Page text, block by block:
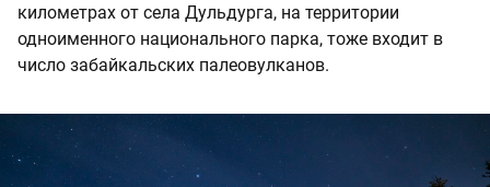
километрах от села Дульдурга, на территории
одноименного национального парка, тоже входит в
число забайкальских палеовулканов.